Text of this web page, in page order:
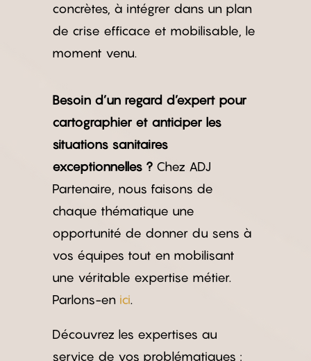
concrètes, à intégrer dans un plan
de crise efficace et mobilisable, le
moment venu.
Besoin d’un regard d’expert pour
cartographier et anticiper les
situations sanitaires
exceptionnelles ?Chez ADJ
Partenaire, nous faisons de
chaque thématique une
opportunité de donner du sens à
vos équipes tout en mobilisant
une véritable expertise métier.
Parlons-en ici.
Découvrez les expertises au
service de vos problématiques :